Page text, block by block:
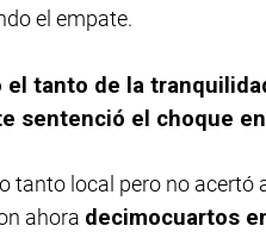
el empate.
tanto de la
sentenció el choque
tanto local pero no
ahora decimocuartos